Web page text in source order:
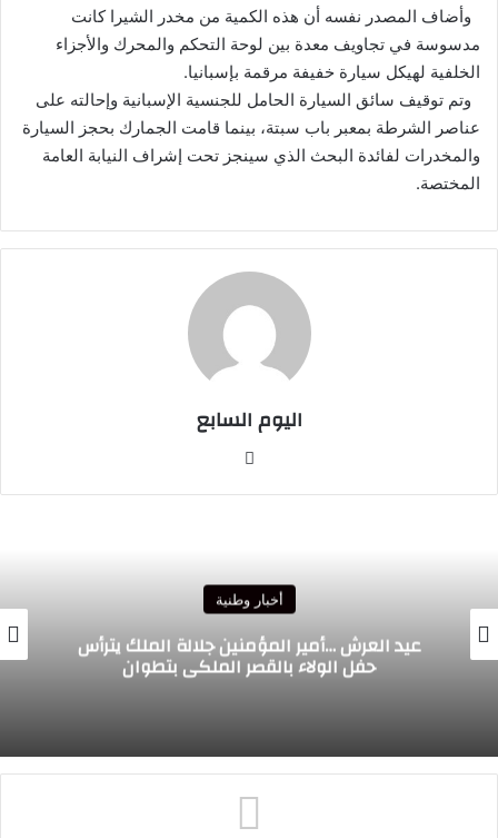
وأضاف المصدر نفسه أن هذه الكمية من مخدر الشيرا كانت
مدسوسة في تجاويف معدة بين لوحة التحكم والمحرك والأجزاء
الخلفية لهيكل سيارة خفيفة مرقمة بإسبانيا.
وتم توقيف سائق السيارة الحامل للجنسية الإسبانية وإحالته على
عناصر الشرطة بمعبر باب سبتة، بينما قامت الجمارك بحجز السيارة
والمخدرات لفائدة البحث الذي سينجز تحت إشراف النيابة العامة
المختصة.
اليوم السابع
أخبار وطنية
عيد العرش …أمير المؤمنين جلالة الملك يترأس
حفل الولاء بالقصر الملكي بتطوان